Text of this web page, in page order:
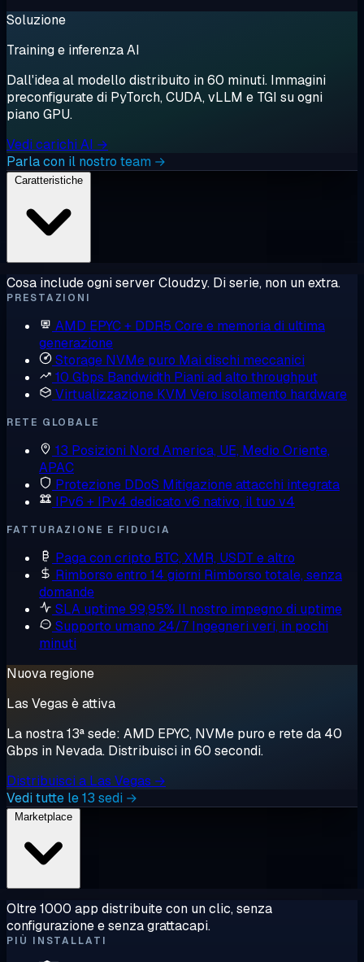
Soluzione
Training e inferenza AI
Dall'idea al modello distribuito in 60 minuti. Immagini
preconfigurate di PyTorch, CUDA, vLLM e TGI su ogni
piano GPU.
Vedi carichi AI →
Parla con il nostro team →
Cosa include ogni server Cloudzy. Di serie, non un extra.
PRESTAZIONI
AMD EPYC + DDR5 Core e memoria di ultima
generazione
Storage NVMe puro Mai dischi meccanici
10 Gbps Bandwidth Piani ad alto throughput
Virtualizzazione KVM Vero isolamento hardware
RETE GLOBALE
13 Posizioni Nord America, UE, Medio Oriente,
APAC
Protezione DDoS Mitigazione attacchi integrata
IPv6 + IPv4 dedicato v6 nativo, il tuo v4
FATTURAZIONE E FIDUCIA
Paga con cripto BTC, XMR, USDT e altro
Rimborso entro 14 giorni Rimborso totale, senza
domande
SLA uptime 99,95% Il nostro impegno di uptime
Supporto umano 24/7 Ingegneri veri, in pochi
minuti
Nuova regione
Las Vegas è attiva
La nostra 13ª sede: AMD EPYC, NVMe puro e rete da 40
Gbps in Nevada. Distribuisci in 60 secondi.
Distribuisci a Las Vegas →
Vedi tutte le 13 sedi →
Oltre 1000 app distribuite con un clic, senza
configurazione e senza grattacapi.
PIÙ INSTALLATI